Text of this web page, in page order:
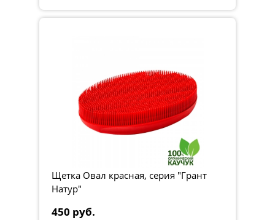
Щетка Овал красная, серия "Грант
Натур"
450 руб.